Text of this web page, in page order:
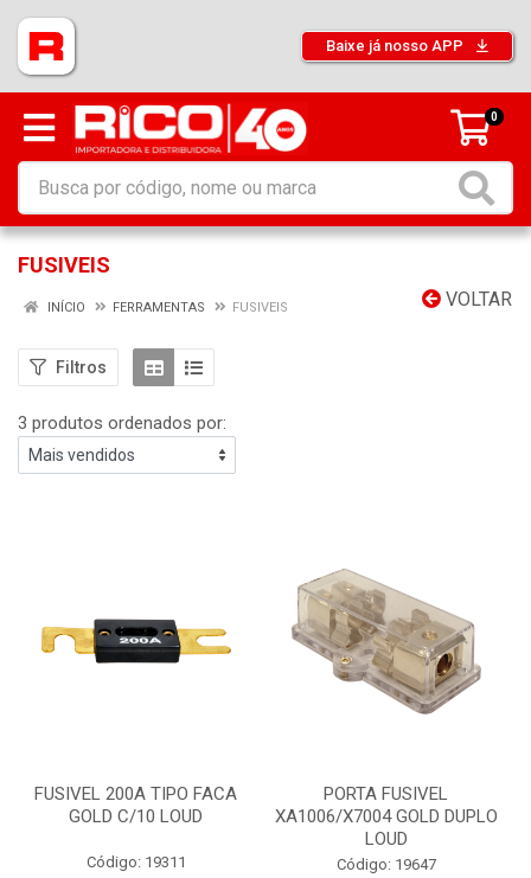
Baixe já nosso APP
0
FUSIVEIS
VOLTAR
INÍCIO FERRAMENTAS FUSIVEIS
Filtros
3 produtos ordenados por:
FUSIVEL 200A TIPO FACA
GOLD C/10 LOUD
Código: 19311
PORTA FUSIVEL
XA1006/X7004 GOLD DUPLO
LOUD
Código: 19647